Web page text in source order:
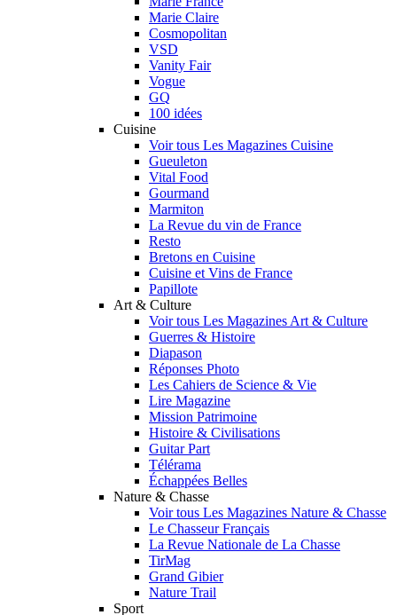
Marie Claire
Cosmopolitan
VSD
Vanity Fair
Vogue
GQ
100 idées
Cuisine
Voir tous Les Magazines Cuisine
Gueuleton
Vital Food
Gourmand
Marmiton
La Revue du vin de France
Resto
Bretons en Cuisine
Cuisine et Vins de France
Papillote
Art & Culture
Voir tous Les Magazines Art & Culture
Guerres & Histoire
Diapason
Réponses Photo
Les Cahiers de Science & Vie
Lire Magazine
Mission Patrimoine
Histoire & Civilisations
Guitar Part
Télérama
Échappées Belles
Nature & Chasse
Voir tous Les Magazines Nature & Chasse
Le Chasseur Français
La Revue Nationale de La Chasse
TirMag
Grand Gibier
Nature Trail
Sport